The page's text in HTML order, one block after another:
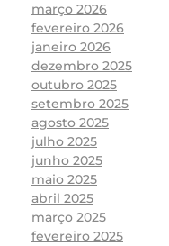
março 2026
fevereiro 2026
janeiro 2026
dezembro 2025
outubro 2025
setembro 2025
agosto 2025
julho 2025
junho 2025
maio 2025
abril 2025
março 2025
fevereiro 2025